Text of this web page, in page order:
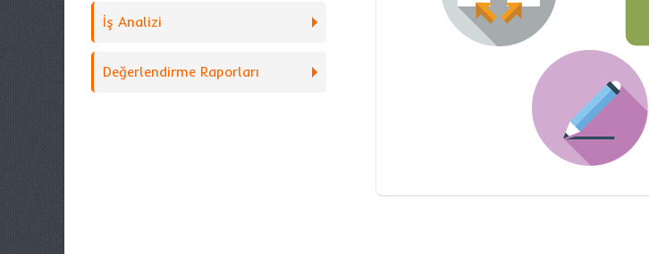
İş Analizi
Değerlendirme Raporları